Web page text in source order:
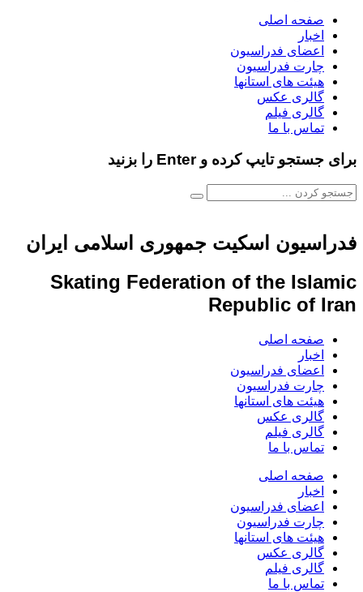
صفحه اصلی
اخبار
اعضای فدراسیون
چارت فدراسیون
هیئت های استانها
گالری عکس
گالری فیلم
تماس با ما
برای جستجو تایپ کرده و Enter را بزنید
فدراسیون اسکیت جمهوری اسلامی ایران
Skating Federation of the Islamic
Republic of Iran
صفحه اصلی
اخبار
اعضای فدراسیون
چارت فدراسیون
هیئت های استانها
گالری عکس
گالری فیلم
تماس با ما
صفحه اصلی
اخبار
اعضای فدراسیون
چارت فدراسیون
هیئت های استانها
گالری عکس
گالری فیلم
تماس با ما